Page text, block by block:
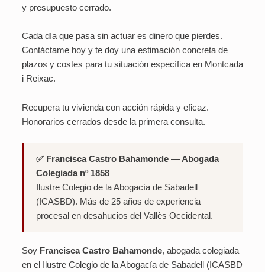
y presupuesto cerrado.
Cada día que pasa sin actuar es dinero que pierdes.
Contáctame hoy y te doy una estimación concreta de
plazos y costes para tu situación específica en Montcada
i Reixac.
Recupera tu vivienda con acción rápida y eficaz.
Honorarios cerrados desde la primera consulta.
✅ Francisca Castro Bahamonde — Abogada
Colegiada nº 1858
Ilustre Colegio de la Abogacía de Sabadell
(ICASBD). Más de 25 años de experiencia
procesal en desahucios del Vallès Occidental.
Soy Francisca Castro Bahamonde, abogada colegiada
en el Ilustre Colegio de la Abogacía de Sabadell (ICASBD